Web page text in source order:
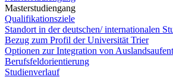
Masterstudiengang
Qualifikationsziele
Standort in der deutschen/ internationalen
Bezug zum Profil der Universität Trier
Optionen zur Integration von
Berufsfeldorientierung
Studienverlauf